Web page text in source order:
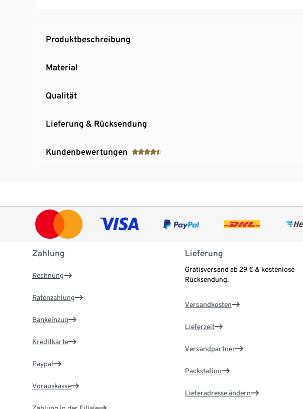
Produktbeschreibung
Material
Qualität
Lieferung & Rücksendung
Kundenbewertungen
Zahlung
Rechnung
Ratenzahlung
Bankeinzug
Kreditkarte
Paypal
Vorauskasse
Lieferung
Gratisversand ab 29 € & kostenlose
Rücksendung.
Versandkosten
Lieferzeit
Versandpartner
Packstation
Lieferadresse ändern